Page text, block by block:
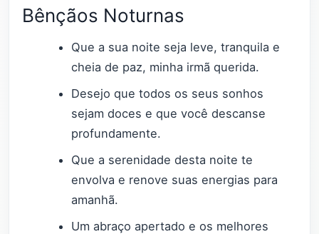
Bênçãos Noturnas
Que a sua noite seja leve, tranquila e
cheia de paz, minha irmã querida.
Desejo que todos os seus sonhos
sejam doces e que você descanse
profundamente.
Que a serenidade desta noite te
envolva e renove suas energias para
amanhã.
Um abraço apertado e os melhores